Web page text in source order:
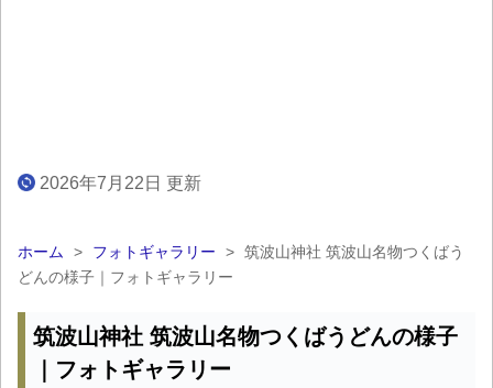
2026年7月22日 更新
ホーム > フォトギャラリー > 筑波山神社 筑波山名物つくばう
どんの様子｜フォトギャラリー
筑波山神社 筑波山名物つくばうどんの様子
｜フォトギャラリー